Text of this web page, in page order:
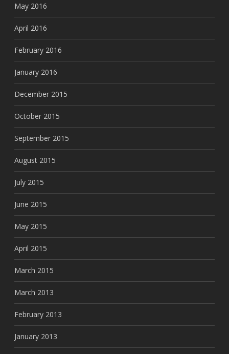
May 2016
April 2016
February 2016
January 2016
December 2015
October 2015
September 2015
August 2015
July 2015
June 2015
May 2015
April 2015
March 2015
March 2013
February 2013
January 2013